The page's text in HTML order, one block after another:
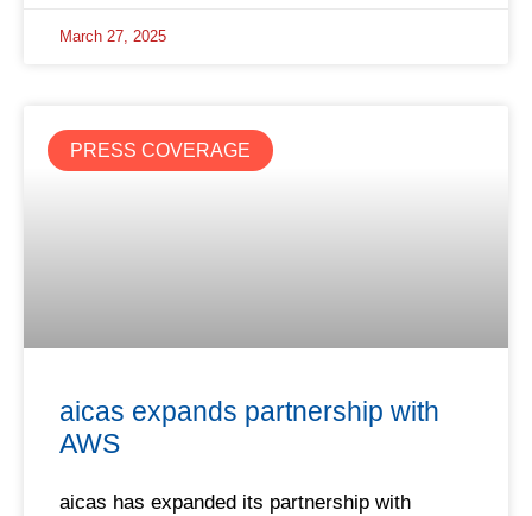
March 27, 2025
PRESS COVERAGE
aicas expands partnership with
AWS
aicas has expanded its partnership with